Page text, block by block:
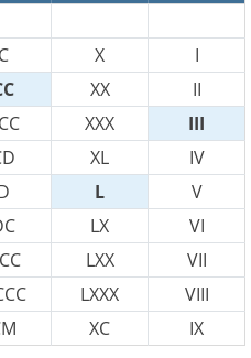
C X
I
XX
II
XXX
III
XL
IV
L
V
LX
VI
LXX
VII
LXXX
VIII
XC IX